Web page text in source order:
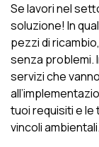
Se lavori nel
soluzione! In
pezzi di
senza problemi.
servizi che
tuoi requisiti e
vincoli ambientali.